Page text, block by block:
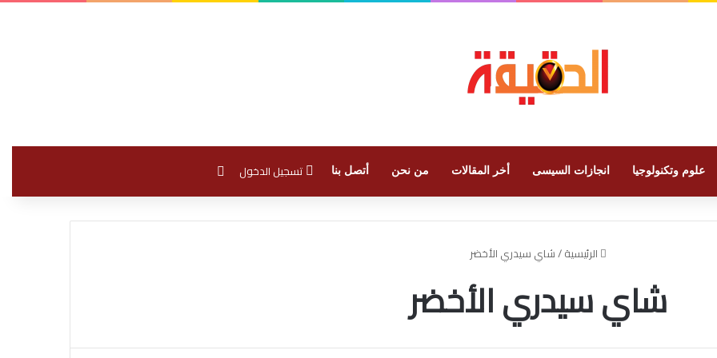
علوم وتكنولوجيا انجازات السيسى أخر المقالات من نحن أتصل بنا تسجيل الدخول
الرئيسية/شاي سيدري الأخضر
شاي سيدري الأخضر